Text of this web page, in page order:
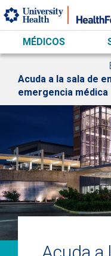
Skip to main content
MÉDICOS
Acuda a la sala de
emergencia médica